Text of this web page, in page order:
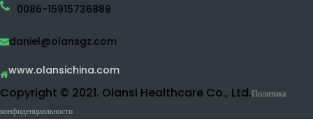
Дезинфицирующее средство для воды
Очиститель воды
Очиститель фруктов и овощей